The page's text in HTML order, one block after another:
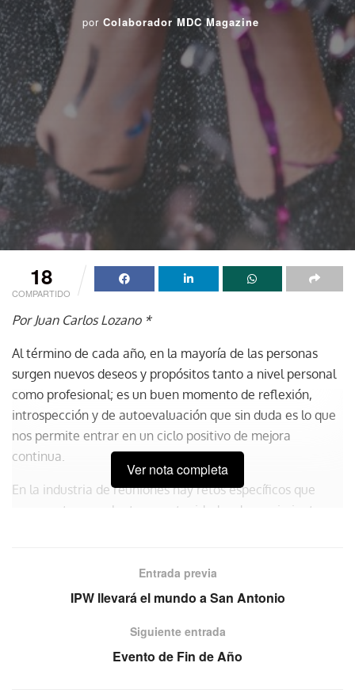
por Colaborador MDC Magazine
18
COMPARTIDO
Por Juan Carlos Lozano *
Al término de cada año, en la mayoría de las personas
surgen nuevos deseos y propósitos tanto a nivel personal
como profesional; es un buen momento de reflexión,
introspección y de autoevaluación que sin duda es lo que
nos permite entrar en un ciclo positivo de mejora
continua.
En la industria de reuniones hay retos específicos que
representan excelentes oportunidades de crecimiento,
estrategias y las acciones; si un propósito no llega a la
etapa de implementación o por lo menos de prueba,
Ver nota completa
Entrada previa
IPW llevará el mundo a San Antonio
Siguiente entrada
Evento de Fin de Año